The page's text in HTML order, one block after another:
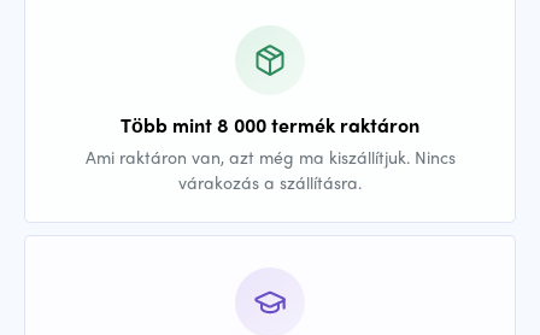
Több mint 8 000 termék raktáron
Ami raktáron van, azt még ma kiszállítjuk. Nincs
várakozás a szállításra.